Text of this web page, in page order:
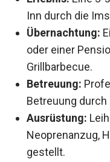
dem Inn durch
Übernachtung:
oder einer
Grillbarbecue.
Betreuung:
Betreuung durch
Ausrüstung:
Neoprenanzug,
wird gestellt.